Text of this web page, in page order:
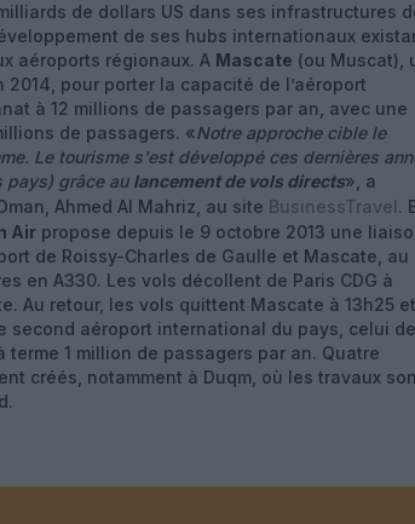
de dollars US dans ses infrastructures
de ses hubs internationaux
aéroports régionaux. A Mascate (ou Muscat),
pour porter la capacité de l’aéroport
à 12 millions de passagers par an, avec une
de passagers. «Notre approche cible le
Le tourisme s'est développé ces dernières
pays) grâce au lancement de vols directs», a
Ahmed Al Mahriz, au site BusinessTravel.
Air propose depuis le 9 octobre 2013 une
de Roissy-Charles de Gaulle et Mascate, au
en A330. Les vols décollent de Paris CDG à
Au retour, les vols quittent Mascate à 13h25 et
second aéroport international du pays, celui de
terme 1 million de passagers par an. Quatre
créés, notamment à Duqm, où les travaux